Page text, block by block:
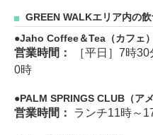
GREEN WALKエリア内の
Jaho Coffee＆Tea（カフェ）
営業時間：
［平日］7時
0時
PALM SPRINGS CLUB（ア
営業時間： ランチ11時～